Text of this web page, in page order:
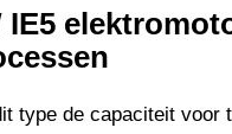
IE5
type de capaciteit voor